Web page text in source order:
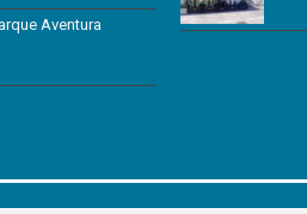
Aventura